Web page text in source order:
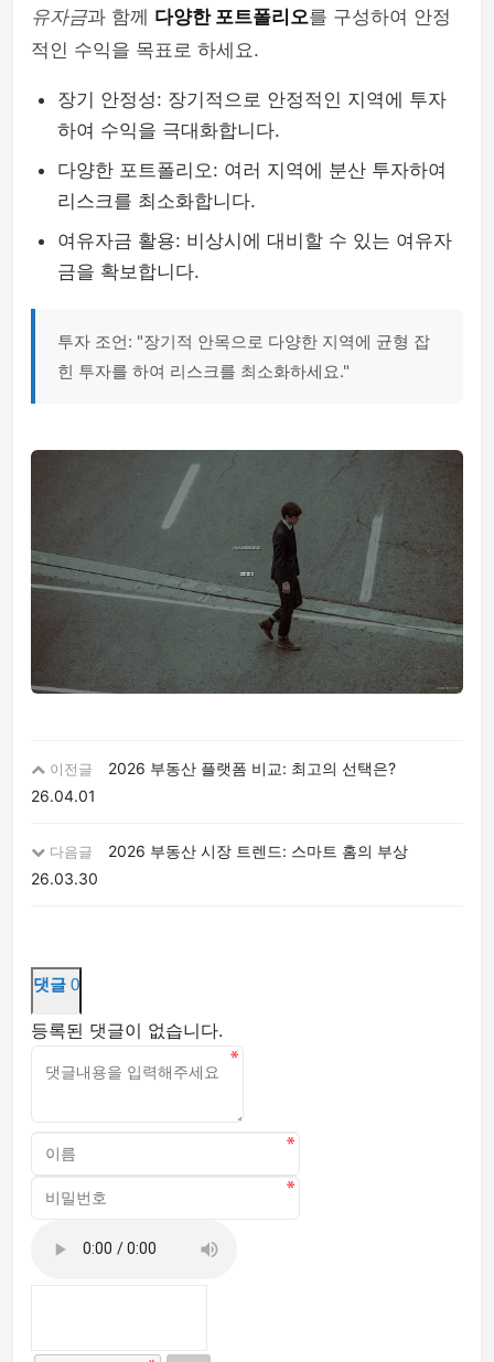
유자금과 함께 다양한 포트폴리오를 구성하여 안정
적인 수익을 목표로 하세요.
장기 안정성: 장기적으로 안정적인 지역에 투자
하여 수익을 극대화합니다.
다양한 포트폴리오: 여러 지역에 분산 투자하여
리스크를 최소화합니다.
여유자금 활용: 비상시에 대비할 수 있는 여유자
금을 확보합니다.
투자 조언: "장기적 안목으로 다양한 지역에 균형 잡
힌 투자를 하여 리스크를 최소화하세요."
이전글
2026 부동산 플랫폼 비교: 최고의 선택은?
26.04.01
다음글
2026 부동산 시장 트렌드: 스마트 홈의 부상
26.03.30
댓글 0
등록된 댓글이 없습니다.